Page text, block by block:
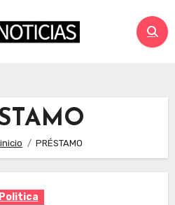
PRÉSTAMO
Politica